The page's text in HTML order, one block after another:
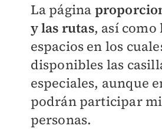
La página
y las rutas, así como
espacios en los
disponibles las
especiales, aunque
podrán participar
personas.